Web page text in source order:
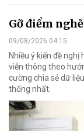
Gỡ điểm
09/08/2026 04:15
Nhiều ý kiến đề
viễn thông theo
cường chia sẻ dữ
thống nhất.